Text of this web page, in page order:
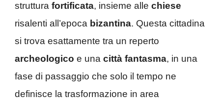
struttura fortificata, insieme alle chiese
risalenti all’epoca bizantina. Questa cittadina
si trova esattamente tra un reperto
archeologico e una città fantasma, in una
fase di passaggio che solo il tempo ne
definisce la trasformazione in area